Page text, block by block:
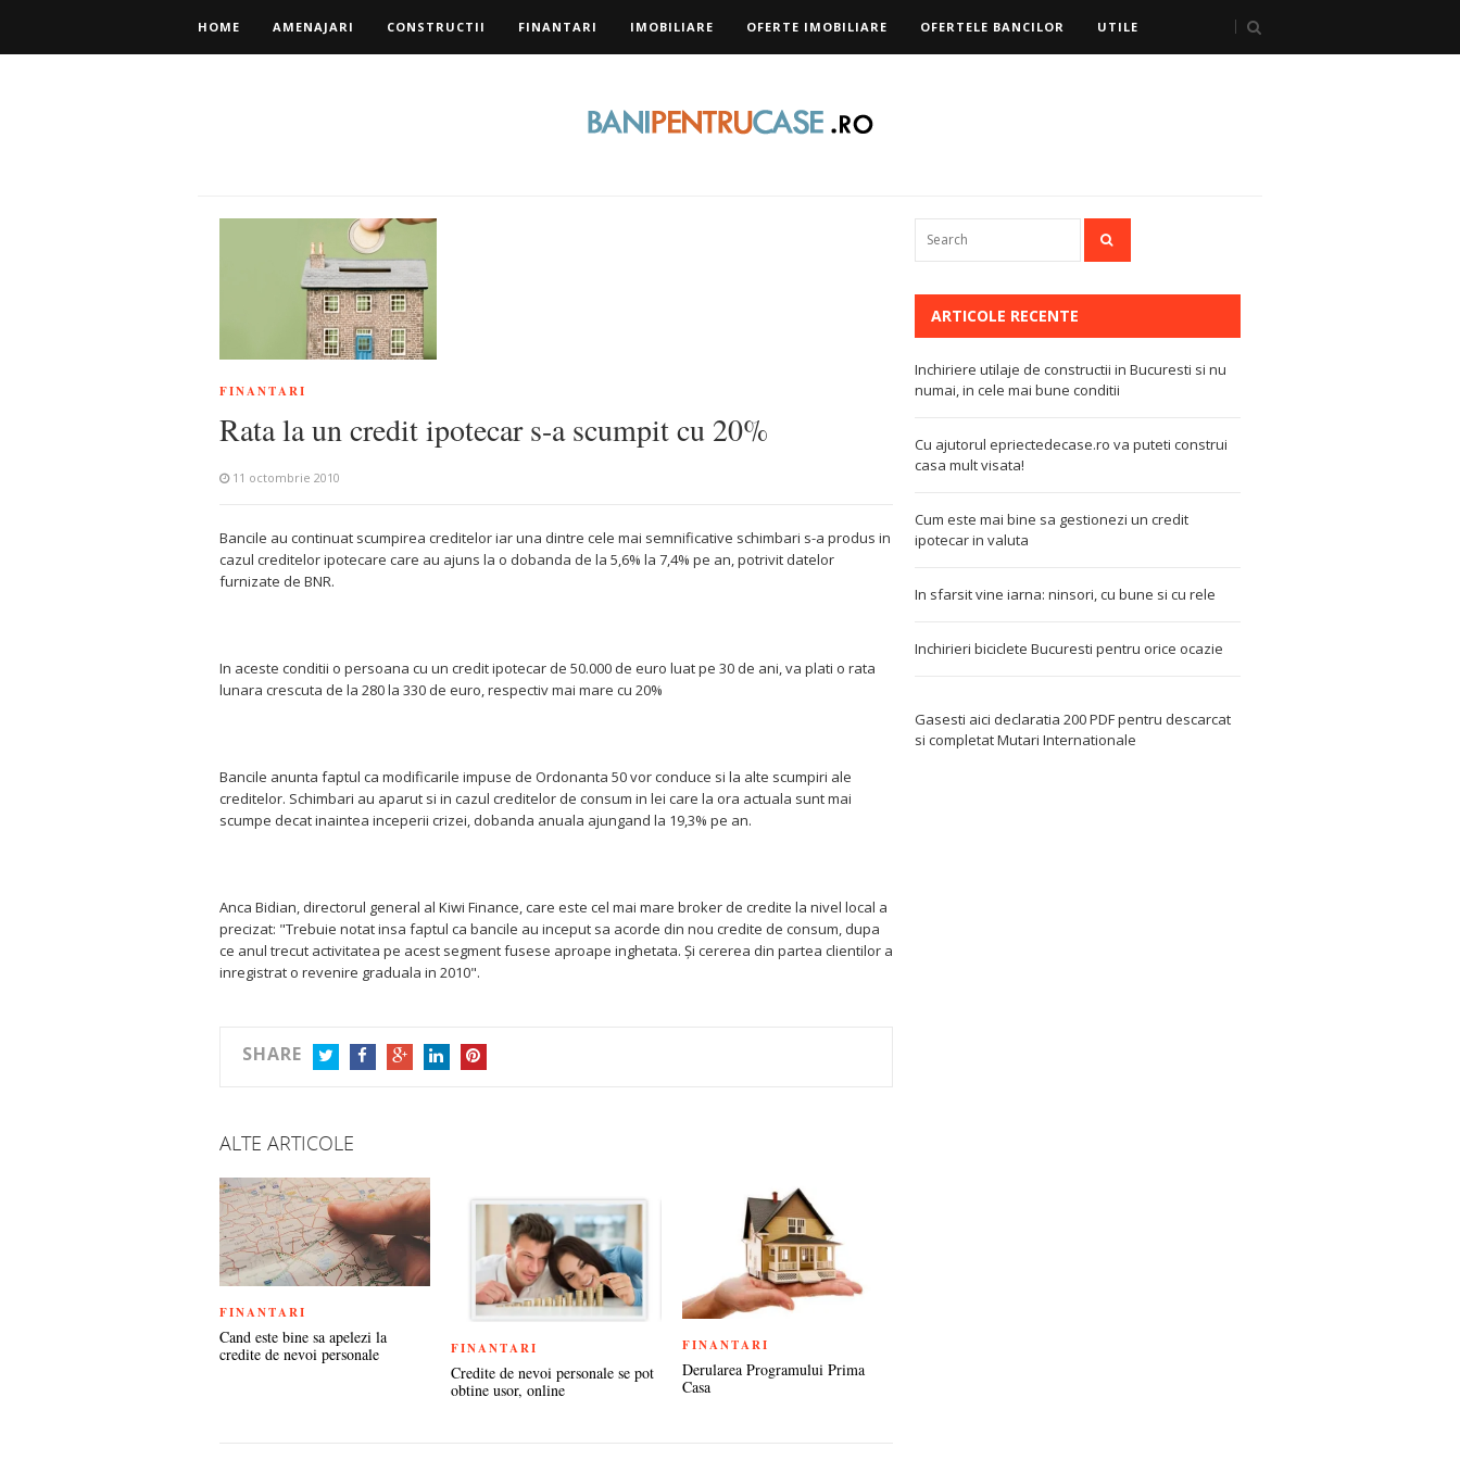
HOME AMENAJARI CONSTRUCTII FINANTARI IMOBILIARE OFERTE IMOBILIARE OFERTELE BANCILOR UTILE
FINANTARI
Rata la un credit ipotecar s-a scumpit cu 20%
11 octombrie 2010
Bancile au continuat scumpirea creditelor iar una dintre cele mai semnificative schimbari s-a produs in
cazul creditelor ipotecare care au ajuns la o dobanda de la 5,6% la 7,4% pe an, potrivit datelor
furnizate de BNR.
In aceste conditii o persoana cu un credit ipotecar de 50.000 de euro luat pe 30 de ani, va plati o rata
lunara crescuta de la 280 la 330 de euro, respectiv mai mare cu 20%
Bancile anunta faptul ca modificarile impuse de Ordonanta 50 vor conduce si la alte scumpiri ale
creditelor. Schimbari au aparut si in cazul creditelor de consum in lei care la ora actuala sunt mai
scumpe decat inaintea inceperii crizei, dobanda anuala ajungand la 19,3% pe an.
Anca Bidian, directorul general al Kiwi Finance, care este cel mai mare broker de credite la nivel local a
precizat: "Trebuie notat insa faptul ca bancile au inceput sa acorde din nou credite de consum, dupa
ce anul trecut activitatea pe acest segment fusese aproape inghetata. Şi cererea din partea clientilor a
inregistrat o revenire graduala in 2010".
SHARE
ALTE ARTICOLE
FINANTARI
Cand este bine sa apelezi la
credite de nevoi personale
FINANTARI
Credite de nevoi personale se pot
obtine usor, online
FINANTARI
Derularea Programului Prima
Casa
ARTICOLE RECENTE
Inchiriere utilaje de constructii in Bucuresti si nu
numai, in cele mai bune conditii
Cu ajutorul epriectedecase.ro va puteti construi
casa mult visata!
Cum este mai bine sa gestionezi un credit
ipotecar in valuta
In sfarsit vine iarna: ninsori, cu bune si cu rele
Inchirieri biciclete Bucuresti pentru orice ocazie
Gasesti aici declaratia 200 PDFpentru descarcat
si completatMutari Internationale